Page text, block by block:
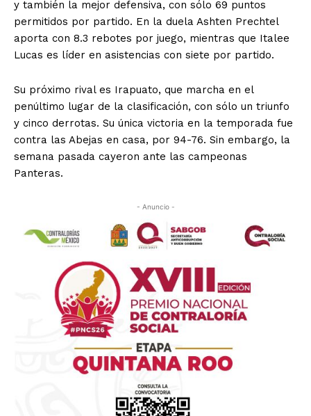
y también la mejor defensiva, con sólo 69 puntos
permitidos por partido. En la duela Ashten Prechtel
aporta con 8.3 rebotes por juego, mientras que Italee
Lucas es líder en asistencias con siete por partido.
Su próximo rival es Irapuato, que marcha en el
penúltimo lugar de la clasificación, con sólo un triunfo
y cinco derrotas. Su única victoria en la temporada fue
contra las Abejas en casa, por 94-76. Sin embargo, la
semana pasada cayeron ante las campeonas
Panteras.
- Anuncio -